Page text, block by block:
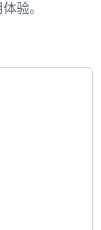
验。